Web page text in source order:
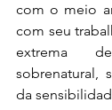
com o meio
com seu
extrema
sobrenatural,
da